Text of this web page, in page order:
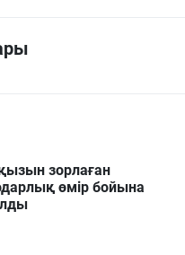
зорлаған
өмір бойына